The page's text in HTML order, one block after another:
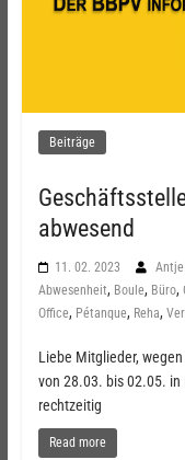
Beiträge
abwesend
11. 02. 2023
Abwesenheit, Boule, Büro,
Office, Pétanque, Reha,
Liebe Mitglieder,
von 28.03. bis 02.05. in
rechtzeitig
Read more